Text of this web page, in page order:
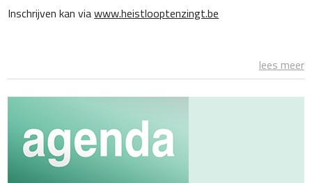
Inschrijven kan viawww.heistlooptenzingt.be
lees meer